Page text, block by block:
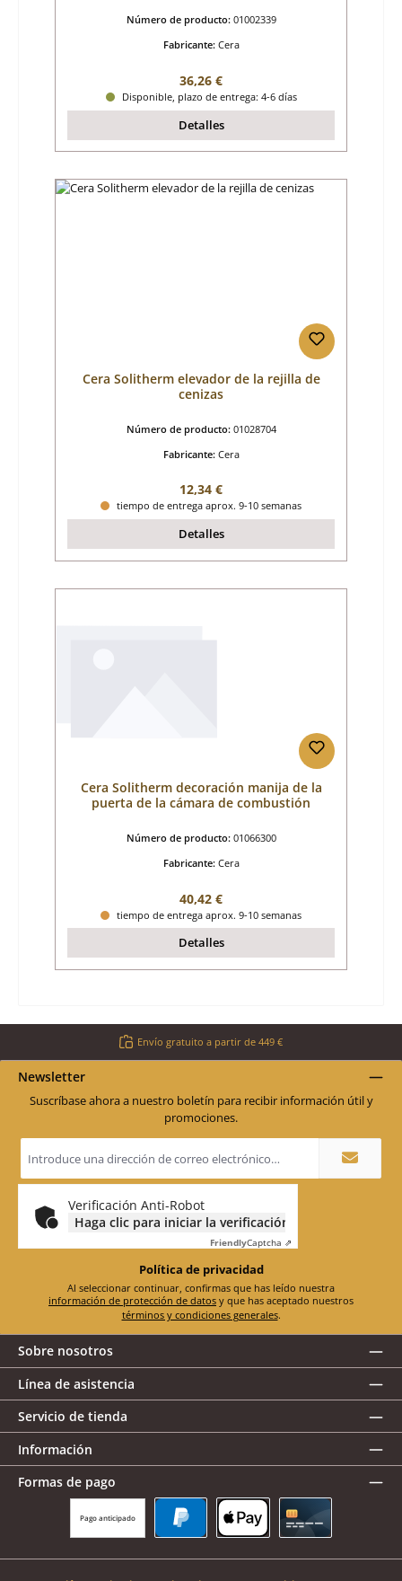
Número de producto: 01002339
Fabricante: Cera
Precio normal:
36,26 €
Disponible, plazo de entrega: 4-6 días
Detalles
Cera Solitherm elevador de la rejilla de
cenizas
Número de producto: 01028704
Fabricante: Cera
Precio normal:
12,34 €
tiempo de entrega aprox. 9-10 semanas
Detalles
Cera Solitherm decoración manija de la
puerta de la cámara de combustión
Número de producto: 01066300
Fabricante: Cera
Precio normal:
40,42 €
tiempo de entrega aprox. 9-10 semanas
Detalles
Envío gratuito a partir de 449 €
Newsletter
Suscríbase ahora a nuestro boletín para recibir información útil y
promociones.
de
correo
electrónico
Verificación Anti-Robot
Haga clic para iniciar la verificación
FriendlyCaptcha ⇗
Política de privacidad
información de protección de datos
términos y condiciones generales.
Sobre nosotros
Línea de asistencia
Servicio de tienda
Información
Formas de pago
Pago anticipado